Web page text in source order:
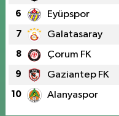
6 Eyüpspor
7 Galatasaray
8 Çorum FK
9 Gaziantep FK
10 Alanyaspor